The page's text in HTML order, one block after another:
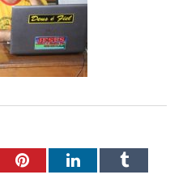
PinterestLinkedInTumblr